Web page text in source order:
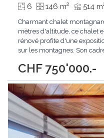
CHF 750'000.-
6 146 m2 514 m
Charmant chalet
mètres d'altitude, ce chalet
rénové profite d'une
sur les montagnes. Son
pour une résidence
chaussée, l'espace de...